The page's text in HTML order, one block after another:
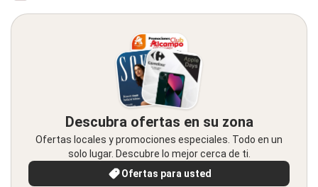
Descubra ofertas en su zona
Ofertas locales y promociones especiales. Todo en un
solo lugar. Descubre lo mejor cerca de ti.
Ofertas para usted